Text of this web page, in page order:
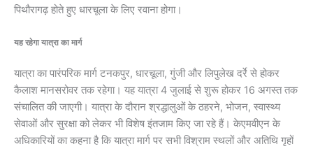
पिथौरागढ़ होते हुए धारचूला के लिए रवाना होगा।
यह रहेगा यात्रा का मार्ग
यात्रा का पारंपरिक मार्ग टनकपुर, धारचूला, गुंजी और लिपुलेख दर्रे से होकर
कैलाश मानसरोवर तक रहेगा। यह यात्रा 4 जुलाई से शुरू होकर 16 अगस्त तक
संचालित की जाएगी। यात्रा के दौरान श्रद्धालुओं के ठहरने, भोजन, स्वास्थ्य
सेवाओं और सुरक्षा को लेकर भी विशेष इंतजाम किए जा रहे हैं। केएमवीएन के
अधिकारियों का कहना है कि यात्रा मार्ग पर सभी विश्राम स्थलों और अतिथि गृहों